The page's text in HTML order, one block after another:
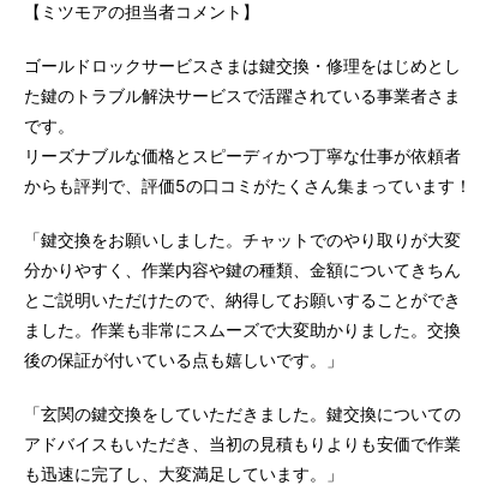
【ミツモアの担当者コメント】
ゴールドロックサービスさまは鍵交換・修理をはじめとし
た鍵のトラブル解決サービスで活躍されている事業者さま
です。
リーズナブルな価格とスピーディかつ丁寧な仕事が依頼者
からも評判で、評価5の口コミがたくさん集まっています！
「鍵交換をお願いしました。チャットでのやり取りが大変
分かりやすく、作業内容や鍵の種類、金額についてきちん
とご説明いただけたので、納得してお願いすることができ
ました。作業も非常にスムーズで大変助かりました。交換
後の保証が付いている点も嬉しいです。」
「玄関の鍵交換をしていただきました。鍵交換についての
アドバイスもいただき、当初の見積もりよりも安価で作業
も迅速に完了し、大変満足しています。」